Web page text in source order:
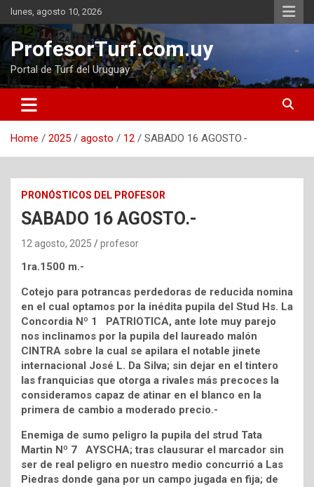
Skip
to
content
lunes, agosto 10, 2026
ProfesorTurf.com.uy
Portal de Turf del Uruguay
Home 2025 agosto 12 SABADO 16 AGOSTO.-
PRONÓSTICOS DEL PROFESOR
SABADO 16 AGOSTO.-
12 agosto, 2025 profesor
1ra.1500 m.-
Cotejo para potrancas perdedoras de reducida nomina
en el cual optamos por la inédita pupila del Stud Hs. La
Concordia Nº 1 PATRIOTICA, ante lote muy parejo
nos inclinamos por la pupila del laureado malón
CINTRA sobre la cual se apilara el notable jinete
internacional José L. Da Silva; sin dejar en el tintero
las franquicias que otorga a rivales más precoces la
consideramos capaz de atinar en el blanco en la
primera de cambio a moderado precio.-
Enemiga de sumo peligro la pupila del strud Tata
Martin Nº 7 AYSCHA; tras clausurar el marcador sin
ser de real peligro en nuestro medio concurrió a Las
Piedras donde gana por un campo jugada en fija; de